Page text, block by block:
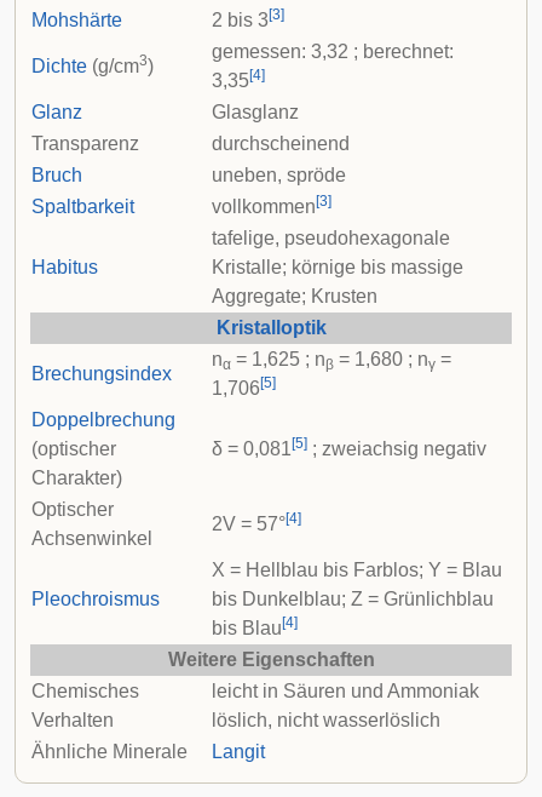
Mohshärte
2 bis 3 [3]
Dichte (g/cm3)
gemessen: 3,32 ; berechnet:
3,35[4]
Glanz
Glasglanz
Transparenz
durchscheinend
Bruch
uneben, spröde
Spaltbarkeit
vollkommen [3]
Habitus
tafelige, pseudohexagonale
Kristalle; körnige bis massige
Aggregate; Krusten
Kristalloptik
Brechungsindex
nα = 1,625 ; nβ = 1,680 ; nγ =
1,706 [5]
Doppelbrechung
(optischer
Charakter)
δ = 0,081 [5] ; zweiachsig negativ
Optischer
Achsenwinkel
2V = 57°[4]
Pleochroismus
X = Hellblau bis Farblos; Y = Blau
bis Dunkelblau; Z = Grünlichblau
bis Blau [4]
Weitere Eigenschaften
Chemisches
Verhalten
leicht in Säuren und Ammoniak
löslich, nicht wasserlöslich
Ähnliche Minerale
Langit